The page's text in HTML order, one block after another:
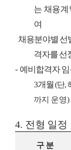
는 채용
여
채용분야별 선
격자를 선
- 예비합격자
3개월 (단,
까지 운영)
4. 전형 일정
구 분